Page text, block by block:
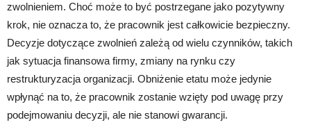
zwolnieniem. Choć może to być postrzegane jako pozytywny
krok, nie oznacza to, że pracownik jest całkowicie bezpieczny.
Decyzje dotyczące zwolnień zależą od wielu czynników, takich
jak sytuacja finansowa firmy, zmiany na rynku czy
restrukturyzacja organizacji. Obniżenie etatu może jedynie
wpłynąć na to, że pracownik zostanie wzięty pod uwagę przy
podejmowaniu decyzji, ale nie stanowi gwarancji.